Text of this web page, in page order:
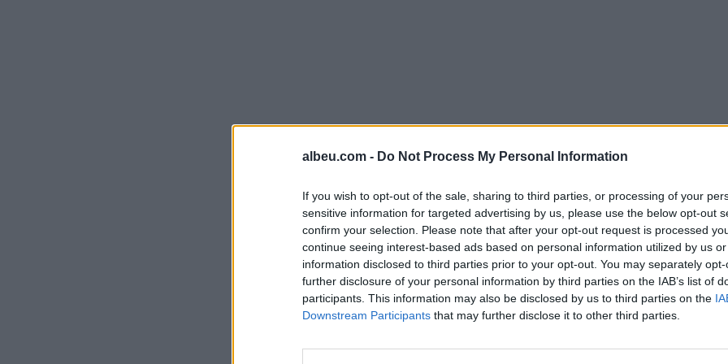
albeu.com - Do Not Process My Personal Information
If you wish to opt-out of the sale, sharing to third parties, or processing of your
sensitive information for targeted advertising by us, please use the below opt-out
confirm your selection. Please note that after your opt-out request is processed
continue seeing interest-based ads based on personal information utilized by us
information disclosed to third parties prior to your opt-out. You may separately
further disclosure of your personal information by third parties on the IAB’s list of
participants. This information may also be disclosed by us to third parties on the
Downstream Participants that may further disclose it to other third parties.